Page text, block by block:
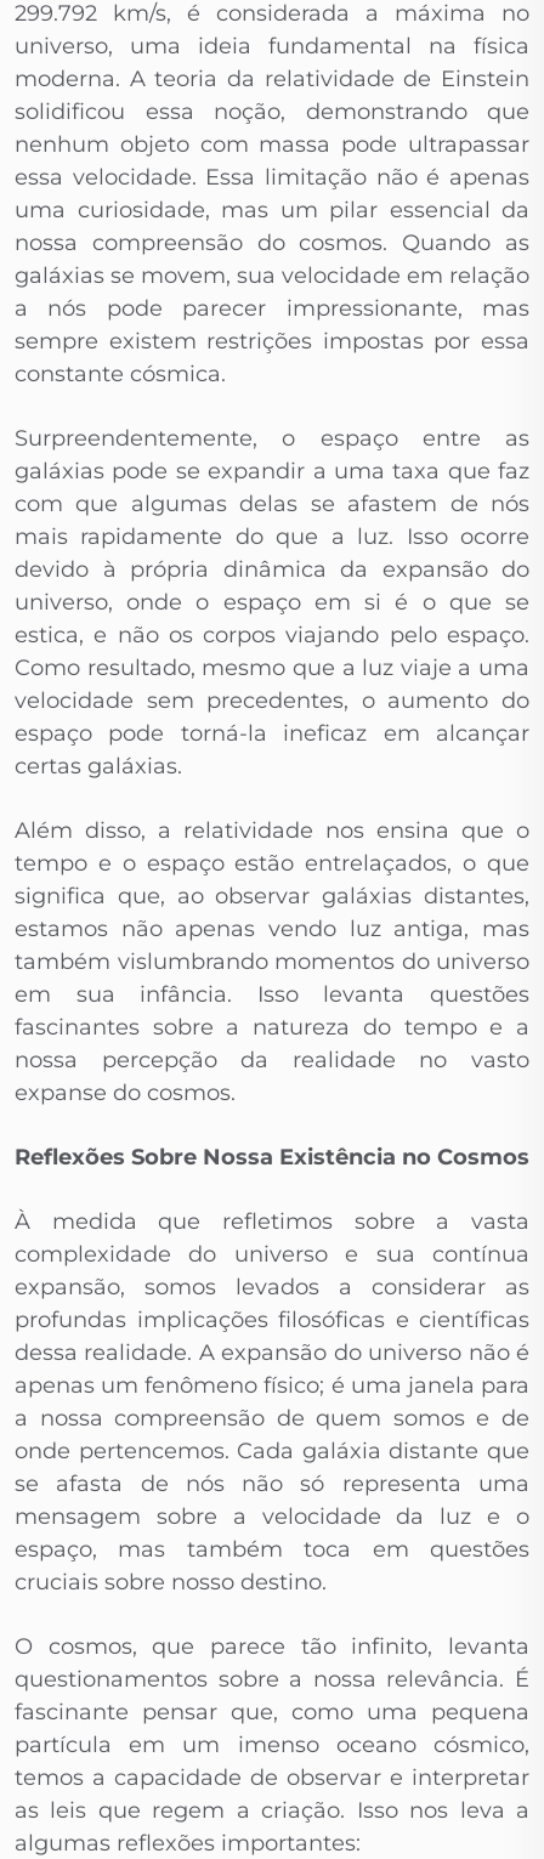
299.792 km/s, é considerada a máxima no
universo, uma ideia fundamental na física
moderna. A teoria da relatividade de Einstein
solidificou essa noção, demonstrando que
nenhum objeto com massa pode ultrapassar
essa velocidade. Essa limitação não é apenas
uma curiosidade, mas um pilar essencial da
nossa compreensão do cosmos. Quando as
galáxias se movem, sua velocidade em relação
a nós pode parecer impressionante, mas
sempre existem restrições impostas por essa
constante cósmica.
Surpreendentemente, o espaço entre as
galáxias pode se expandir a uma taxa que faz
com que algumas delas se afastem de nós
mais rapidamente do que a luz. Isso ocorre
devido à própria dinâmica da expansão do
universo, onde o espaço em si é o que se
estica, e não os corpos viajando pelo espaço.
Como resultado, mesmo que a luz viaje a uma
velocidade sem precedentes, o aumento do
espaço pode torná-la ineficaz em alcançar
certas galáxias.
Além disso, a relatividade nos ensina que o
tempo e o espaço estão entrelaçados, o que
significa que, ao observar galáxias distantes,
estamos não apenas vendo luz antiga, mas
também vislumbrando momentos do universo
em sua infância. Isso levanta questões
fascinantes sobre a natureza do tempo e a
nossa percepção da realidade no vasto
expanse do cosmos.
Reflexões Sobre Nossa Existência no Cosmos
À medida que refletimos sobre a vasta
complexidade do universo e sua contínua
expansão, somos levados a considerar as
profundas implicações filosóficas e científicas
dessa realidade. A expansão do universo não é
apenas um fenômeno físico; é uma janela para
a nossa compreensão de quem somos e de
onde pertencemos. Cada galáxia distante que
se afasta de nós não só representa uma
mensagem sobre a velocidade da luz e o
espaço, mas também toca em questões
cruciais sobre nosso destino.
O cosmos, que parece tão infinito, levanta
questionamentos sobre a nossa relevância. É
fascinante pensar que, como uma pequena
partícula em um imenso oceano cósmico,
temos a capacidade de observar e interpretar
as leis que regem a criação. Isso nos leva a
algumas reflexões importantes: